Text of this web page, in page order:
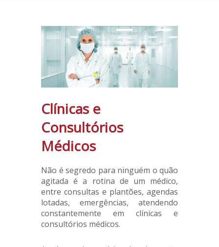
Clínicas e
Consultórios
Médicos
Não é segredo para ninguém o quão
agitada é a rotina de um médico,
entre consultas e plantões, agendas
lotadas, emergências, atendendo
constantemente em clínicas e
consultórios médicos.